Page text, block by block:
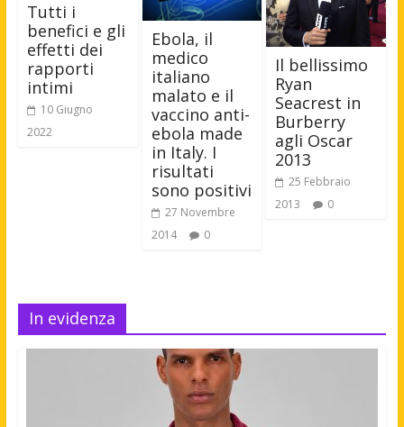
Tutti i
benefici e gli
effetti dei
rapporti
intimi
10 Giugno
2022
Ebola, il
medico
italiano
malato e il
vaccino anti-
ebola made
in Italy. I
risultati
sono positivi
27 Novembre
2014
0
Il bellissimo
Ryan
Seacrest in
Burberry
agli Oscar
2013
25 Febbraio
2013
0
In evidenza